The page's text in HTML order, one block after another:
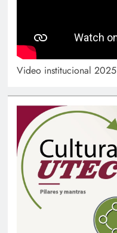
Video institucional 2025